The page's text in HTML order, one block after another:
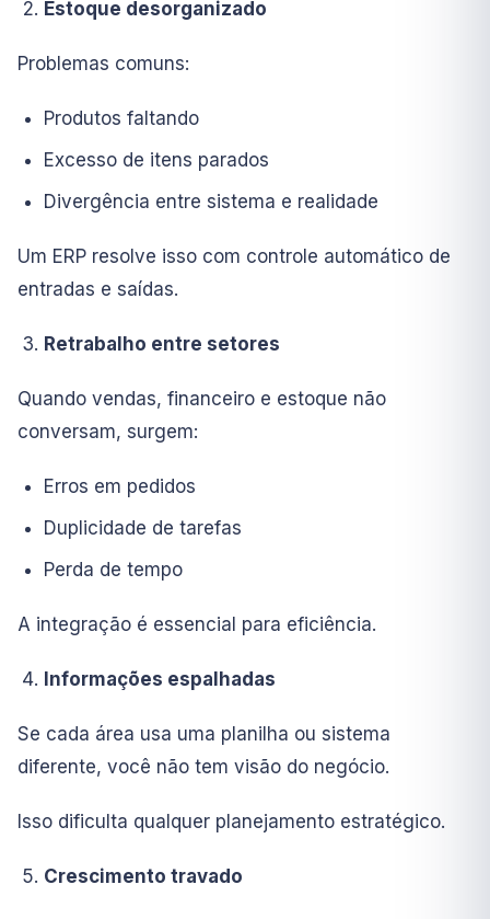
Estoque desorganizado
Problemas comuns:
Produtos faltando
Excesso de itens parados
Divergência entre sistema e realidade
Um ERP resolve isso com controle automático de
entradas e saídas.
Retrabalho entre setores
Quando vendas, financeiro e estoque não
conversam, surgem:
Erros em pedidos
Duplicidade de tarefas
Perda de tempo
A integração é essencial para eficiência.
Informações espalhadas
Se cada área usa uma planilha ou sistema
diferente, você não tem visão do negócio.
Isso dificulta qualquer planejamento estratégico.
Crescimento travado